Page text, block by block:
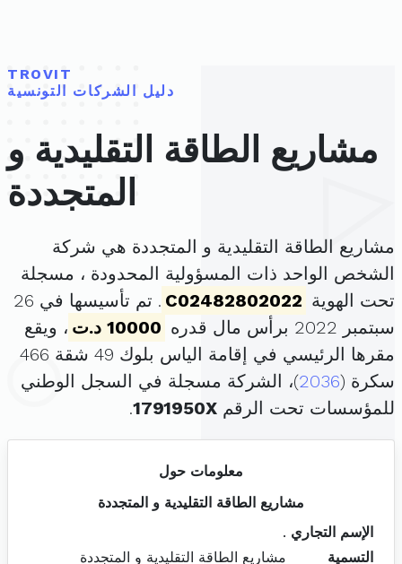
TROVIT
دليل الشركات التونسية
مشاريع الطاقة التقليدية و
المتجددة
مشاريع الطاقة التقليدية و المتجددة هي شركة
الشخص الواحد ذات المسؤولية المحدودة ، مسجلة
تحت الهوية C02482802022
. تم تأسيسها في 26
سبتمبر 2022 برأس مال قدره
10000 د.ت
، ويقع
مقرها الرئيسي في إقامة الياس بلوك 49 شقة 466
سكرة (2036)، الشركة مسجلة في السجل الوطني
للمؤسسات تحت الرقم 1791950X
.
معلومات حول
مشاريع الطاقة التقليدية و المتجددة
الإسم التجاري .
التسمية
مشاريع الطاقة التقليدية و المتجددة